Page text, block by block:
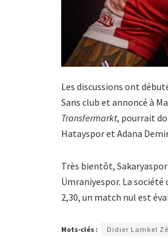
Les discussions ont
Sans club et annoncé à
Transfermarkt, pourrait
Hatayspor et Adana
Très bientôt,
Ümraniyespor. La
2,30, un match nul est
Mots-clés : Didier Lamkel Zé